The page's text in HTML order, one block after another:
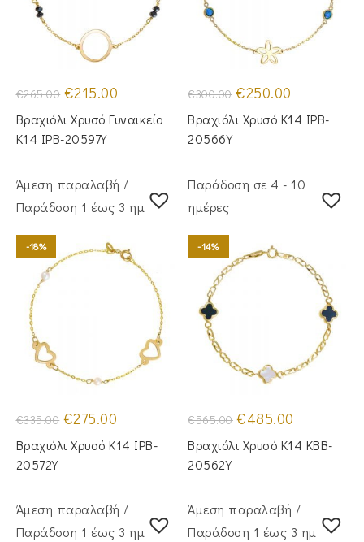
€265.00 Original
price
was:
€265.00.
€215.00
είναι:
Βραχιόλι Χρυσό Γυναικείο
Κ14 IPB-20597Y
€300.00 Original
price
was:
€300.00.
€250.00
τιμή
είναι:
Βραχιόλι Χρυσό Κ14 IPB-
20566Y
Άμεση παραλαβή /
Παράδoση 1 έως 3 ημέρες
-18%
€335.00 Original
price
was:
€335.00.
€275.00
τιμή
είναι:
Βραχιόλι Χρυσό Κ14 IPB-
20572Y
Παράδοση σε 4 - 10
ημέρες
-14%
€565.00 Original
price
was:
€565.00.
€485.00
τιμή
είναι:
Βραχιόλι Χρυσό Κ14 KBB-
20562Y
Άμεση παραλαβή /
Παράδoση 1 έως 3 ημέρες
Άμεση παραλαβή /
Παράδoση 1 έως 3 ημέρες